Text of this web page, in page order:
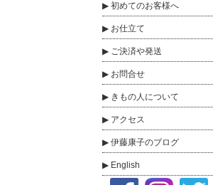
初めてのお客様へ
お仕立て
ご決済や発送
お問合せ
きもの人について
アクセス
伊藤康子のブログ
English